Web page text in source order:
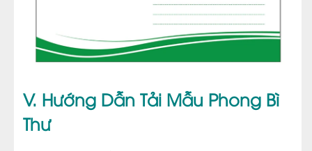
V. Hướng Dẫn Tải Mẫu Phong Bì
Thư